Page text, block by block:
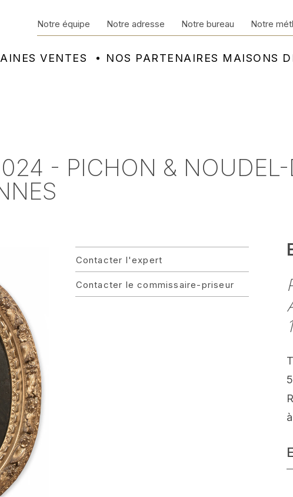
VENTES NOS PARTENAIRES MAISONS
Notre équipe Notre adresse Notre bureau Notre
- PICHON &
Contacter l'expert
Contacter le commissaire-priseur